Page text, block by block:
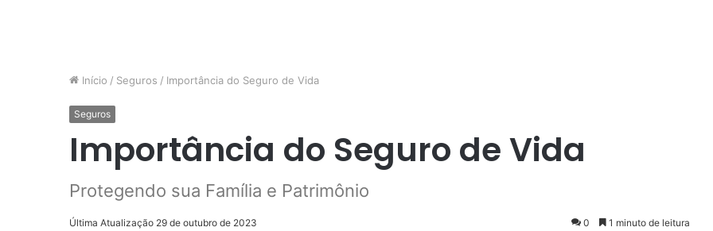
Início / Seguros / Importância do Seguro de Vida
Seguros
Importância do Seguro de Vida
Protegendo sua Família e Patrimônio
Última Atualização 29 de outubro de 2023 0 1 minuto de leitura